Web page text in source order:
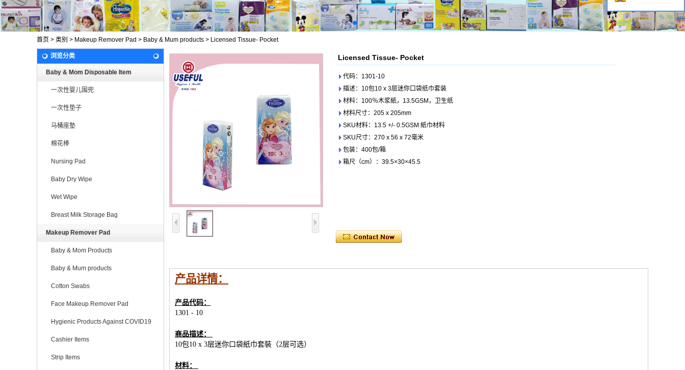
首页 > 类别 > Makeup Remover Pad > Baby & Mum products > Licensed Tissue- Pocket
浏览分类
Baby & Mom Disposable Item
一次性婴儿围兜
一次性垫子
马桶座墊
棉花棒
Nursing Pad
Baby Dry Wipe
Wet Wipe
Breast Milk Storage Bag
Makeup Remover Pad
Baby & Mom Products
Baby & Mum products
Cotton Swabs
Face Makeup Remover Pad
Hygienic Products Against COVID19
Cashier Items
Strip Items
Licensed Tissue- Pocket
代码：1301-10
描述：10包10 x 3层迷你口袋纸巾套装
材料：100％木浆紙，13.5GSM，卫生纸
材料尺寸：205 x 205mm
SKU材料：13.5 +/- 0.5GSM 紙巾材料
SKU尺寸：270 x 56 x 72毫米
包装：400包/箱
箱尺（cm）：39.5×30×45.5
产品详情：
产品代码：
1301 - 10
商品描述：
10包10 x 3层迷你口袋紙巾套裝（2层可选）
材料：